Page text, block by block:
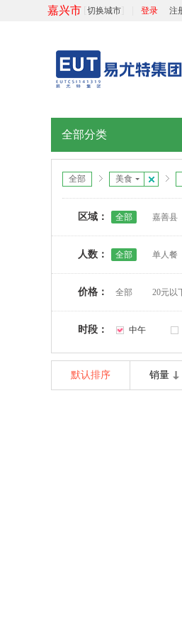
嘉兴市 切换城市 登录 注
全部分类
全部 美食
区域： 全部 嘉善县
人数： 全部 单人餐
价格： 全部 20元以
时段： 中午
默认排序 销量